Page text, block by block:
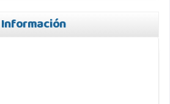
Información